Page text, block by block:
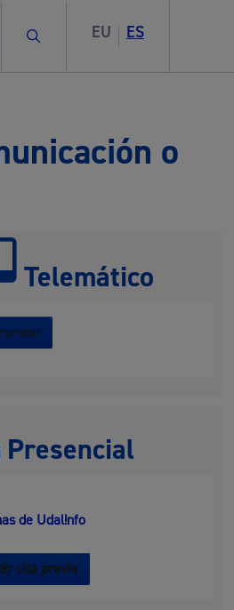
Buscar EU ES
o
Telemático
Presencial
de Udal!nfo
cita previa